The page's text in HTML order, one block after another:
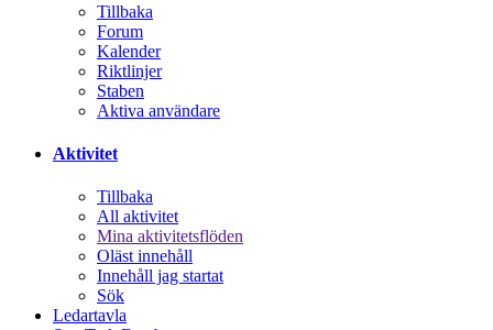
Tillbaka
Forum
Kalender
Riktlinjer
Staben
Aktiva användare
Aktivitet
Tillbaka
All aktivitet
Mina aktivitetsflöden
Oläst innehåll
Innehåll jag startat
Sök
Ledartavla